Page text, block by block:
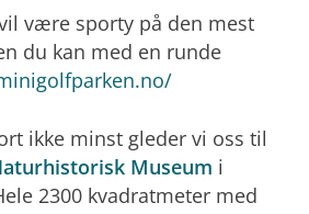
være sporty på den mest
du kan med en runde
ikke minst gleder vi oss til
Museum i
2300 kvadratmeter med